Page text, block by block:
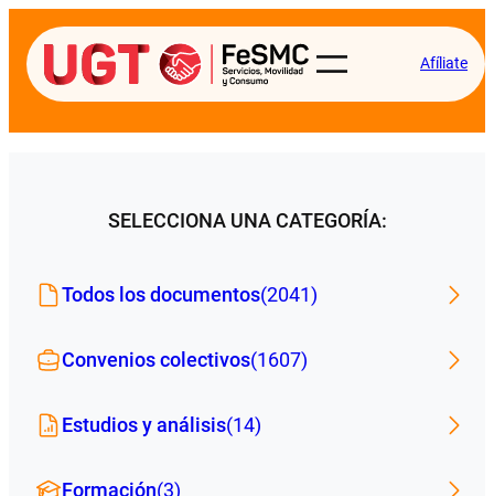
Afíliate
SELECCIONA UNA CATEGORÍA:
Todos los documentos(2041)
Convenios colectivos(1607)
Estudios y análisis(14)
Formación(3)